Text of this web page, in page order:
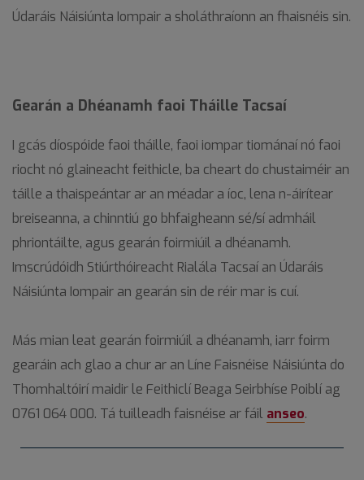
Údaráis Náisiúnta Iompair a sholáthraíonn an fhaisnéis sin.
Gearán a Dhéanamh faoi Tháille Tacsaí
I gcás díospóide faoi tháille, faoi iompar tiománaí nó faoi
riocht nó glaineacht feithicle, ba cheart do chustaiméir an
táille a thaispeántar ar an méadar a íoc, lena n-áirítear
breiseanna, a chinntiú go bhfaigheann sé/sí admháil
phriontáilte, agus gearán foirmiúil a dhéanamh.
Imscrúdóidh Stiúrthóireacht Rialála Tacsaí an Údaráis
Náisiúnta Iompair an gearán sin de réir mar is cuí.
Más mian leat gearán foirmiúil a dhéanamh, iarr foirm
gearáin ach glao a chur ar an Líne Faisnéise Náisiúnta do
Thomhaltóirí maidir le Feithiclí Beaga Seirbhíse Poiblí ag
0761 064 000. Tá tuilleadh faisnéise ar fáil anseo.